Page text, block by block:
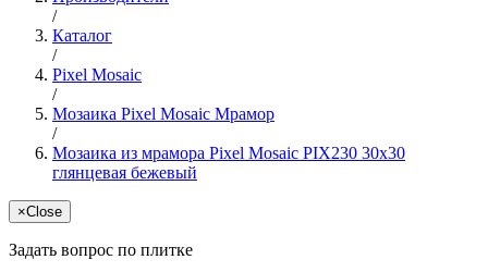
/
Каталог
/
Pixel Mosaic
/
Мозаика Pixel Mosaic Мрамор
/
Мозаика из мрамора Pixel Mosaic PIX230 30x30
глянцевая бежевый
×Close
Задать вопрос по плитке